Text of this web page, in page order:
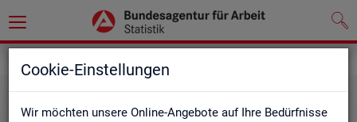
Cookie-Einstellungen
Wir möchten unsere Online-Angebote auf Ihre Bedürfnisse